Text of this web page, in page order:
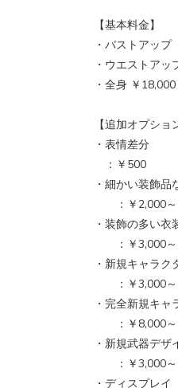
【基本料金】
・バストアッ
・ウエストアッ
・全身 ￥18,000
【追加オプショ
・
：￥500
・細かい
：￥2,000～
・装飾
：￥3,000～
・新規キ
：￥3,000～
・完全新規
：￥8,000～
・新規
：￥3,000～
・デ